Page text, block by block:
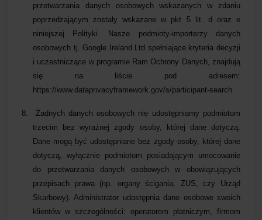
przetwarzania danych osobowych wskazanych w zdaniu
poprzedzającym zostały wskazane w pkt 5 lit. d oraz e
niniejszej Polityki . Nasze podmioty-importerzy danych
osobowych tj. Google Ireland Ltd spełniające kryteria decyzji
i uczestniczące w programie Ram Ochrony Danych, znajdują
się na liście pod adresem:
https://www.dataprivacyframework.gov/s/participant-search.
8.
Żadnych danych osobowych nie udostępniamy podmiotom
trzecim bez wyraźnej zgody osoby, której dane dotyczą.
Dane mogą być udostępniane bez zgody osoby, której dane
dotyczą, wyłącznie podmiotom posiadającym umocowanie
do przetwarzania danych osobowych w obowiązujących
przepisach prawa (np. organy ścigania, ZUS, czy Urząd
Skarbowy). Administrator udostępnia dane osobowe swoich
klientów w szczególności: operatorom płatniczym, firmom